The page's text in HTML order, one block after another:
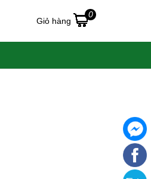
Giỏ hàng
0